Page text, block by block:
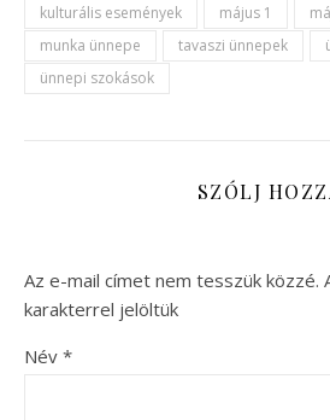
kulturális események
május 1
munka ünnepe
tavaszi ünnepek
ünnepi szokások
SZÓLJ
Az e-mail címet nem tesszük közzé.
karakterrel jelöltük
Név *